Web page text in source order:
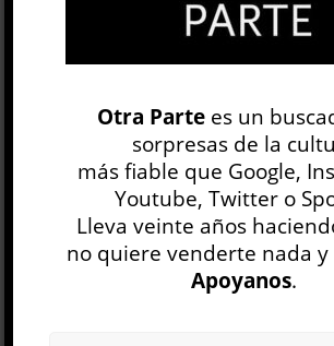
NEWSLETTER
EDICIÓN
Otra Partees un
sorpresas de la
más fiable que Google,
Youtube, Twitter o
Lleva veinte años
no quiere venderte nada y
Apoyanos.